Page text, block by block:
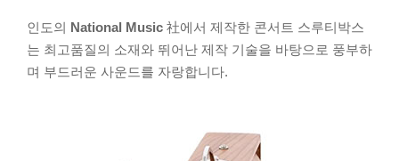
인도의 National Music 社에서 제작한 콘서트 스루티박스
는 최고품질의 소재와 뛰어난 제작 기술을 바탕으로 풍부하
며 부드러운 사운드를 자랑합니다.